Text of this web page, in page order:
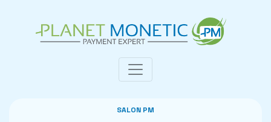
SALON PM